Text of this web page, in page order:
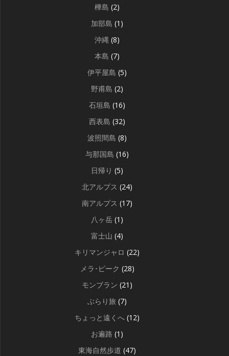
樺島 (2)
加部島 (1)
沖縄 (8)
本島 (7)
伊平屋島 (5)
野甫島 (2)
石垣島 (16)
西表島 (32)
波照間島 (8)
与那国島 (16)
日帰り (5)
北アルプス (24)
南アルプス (17)
八ヶ岳 (1)
富士山 (4)
キリマンジャロ (22)
メラ･ピーク (28)
モンブラン (21)
ぶらり旅 (7)
ちょっと遠くへ (12)
お遍路 (1)
東海自然歩道 (47)